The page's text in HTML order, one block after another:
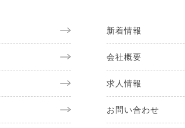
新着情報
会社概要
求人情報
お問い合わせ